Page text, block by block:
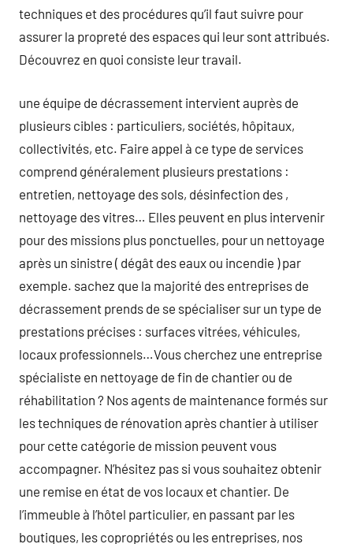
techniques et des procédures qu’il faut suivre pour
assurer la propreté des espaces qui leur sont attribués.
Découvrez en quoi consiste leur travail.
une équipe de décrassement intervient auprès de
plusieurs cibles : particuliers, sociétés, hôpitaux,
collectivités, etc. Faire appel à ce type de services
comprend généralement plusieurs prestations :
entretien, nettoyage des sols, désinfection des ,
nettoyage des vitres… Elles peuvent en plus intervenir
pour des missions plus ponctuelles, pour un nettoyage
après un sinistre ( dégât des eaux ou incendie ) par
exemple. sachez que la majorité des entreprises de
décrassement prends de se spécialiser sur un type de
prestations précises : surfaces vitrées, véhicules,
locaux professionnels…Vous cherchez une entreprise
spécialiste en nettoyage de fin de chantier ou de
réhabilitation ? Nos agents de maintenance formés sur
les techniques de rénovation après chantier à utiliser
pour cette catégorie de mission peuvent vous
accompagner. N’hésitez pas si vous souhaitez obtenir
une remise en état de vos locaux et chantier. De
l’immeuble à l’hôtel particulier, en passant par les
boutiques, les copropriétés ou les entreprises, nos